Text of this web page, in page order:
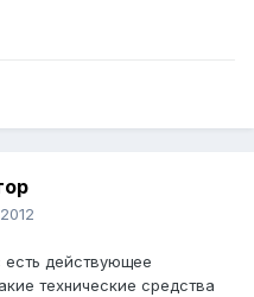
есть действующее
технические средства